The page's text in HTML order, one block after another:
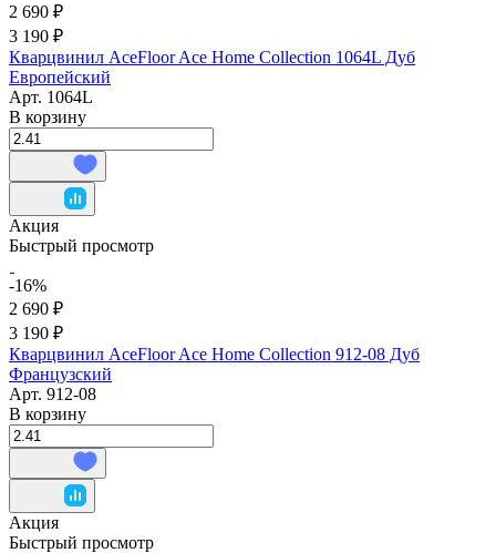
2 690 ₽
3 190 ₽
Кварцвинил AceFloor Ace Home Collection 1064L Дуб
Европейский
Арт. 1064L
В корзину
Акция
Быстрый просмотр
-16%
2 690 ₽
3 190 ₽
Кварцвинил AceFloor Ace Home Collection 912-08 Дуб
Французский
Арт. 912-08
В корзину
Акция
Быстрый просмотр